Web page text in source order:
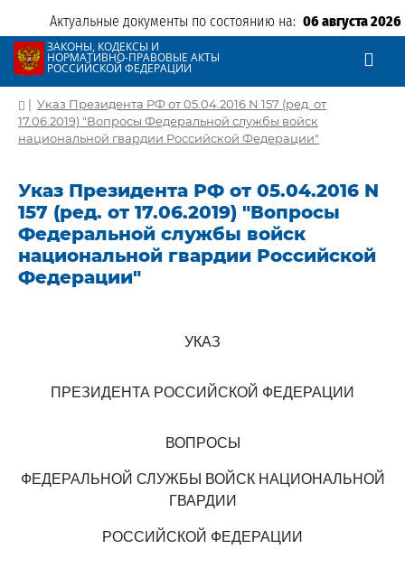
Актуальные документы по состоянию на: 06 августа 2026
ЗАКОНЫ, КОДЕКСЫ И
НОРМАТИВНО-ПРАВОВЫЕ АКТЫ
РОССИЙСКОЙ ФЕДЕРАЦИИ
| Указ Президента РФ от 05.04.2016 N 157 (ред. от
17.06.2019) "Вопросы Федеральной службы войск
национальной гвардии Российской Федерации"
Указ Президента РФ от 05.04.2016 N
157 (ред. от 17.06.2019) "Вопросы
Федеральной службы войск
национальной гвардии Российской
Федерации"
УКАЗ
ПРЕЗИДЕНТА РОССИЙСКОЙ ФЕДЕРАЦИИ
ВОПРОСЫ
ФЕДЕРАЛЬНОЙ СЛУЖБЫ ВОЙСК НАЦИОНАЛЬНОЙ
ГВАРДИИ
РОССИЙСКОЙ ФЕДЕРАЦИИ